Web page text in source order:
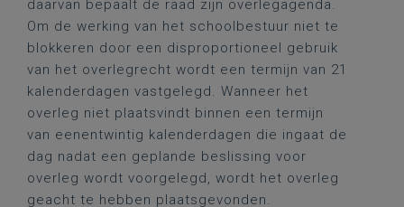
daarvan bepaalt de raad zijn overlegagenda.
Om de werking van het schoolbestuur niet te
blokkeren door een disproportioneel gebruik
van het overlegrecht wordt een termijn van 21
kalenderdagen vastgelegd. Wanneer het
overleg niet plaatsvindt binnen een termijn
van eenentwintig kalenderdagen die ingaat de
dag nadat een geplande beslissing voor
overleg wordt voorgelegd, wordt het overleg
geacht te hebben plaatsgevonden.